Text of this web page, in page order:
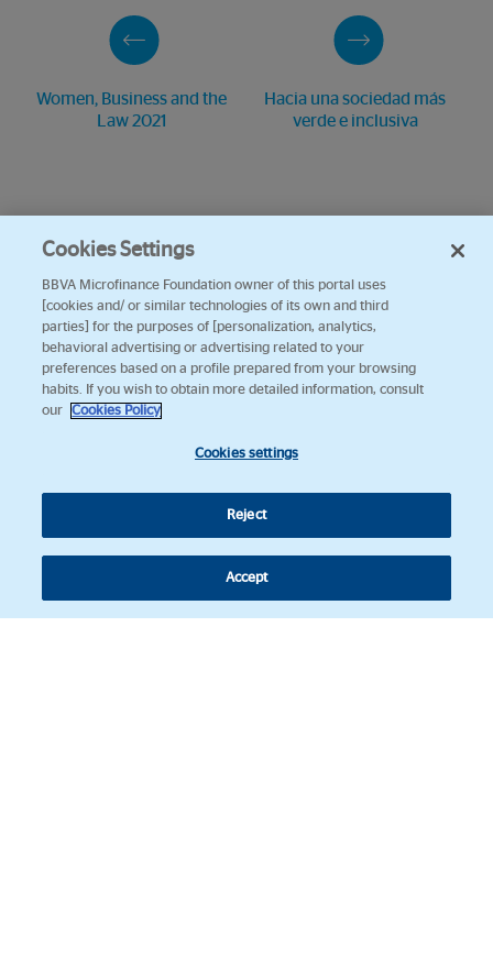
Women, Business and the
Law 2021
Hacia una sociedad más
verde e inclusiva
Cookies Settings
BBVA Microfinance Foundation owner of this portal uses
[cookies and/ or similar technologies of its own and third
parties] for the purposes of [personalization, analytics,
behavioral advertising or advertising related to your
preferences based on a profile prepared from your browsing
habits. If you wish to obtain more detailed information, consult
our
Cookies Policy
Cookies settings
Reject
Accept